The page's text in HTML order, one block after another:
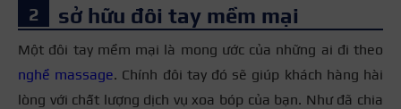
sở hữu đôi tay mềm mại
Một đôi tay mềm mại là mong ước của những ai đi theo
nghề massage. Chính đôi tay đó sẽ giúp khách hàng hài
lòng với chất lượng dịch vụ xoa bóp của bạn. Như đã chia